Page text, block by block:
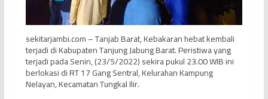
sekitarjambi.com – Tanjab Barat, Kebakaran hebat kembali
terjadi di Kabupaten Tanjung Jabung Barat. Peristiwa yang
terjadi pada Senin, (23/5/2022) sekira pukul 23.00 WIB ini
berlokasi di RT 17 Gang Sentral, Kelurahan Kampung
Nelayan, Kecamatan Tungkal Ilir.